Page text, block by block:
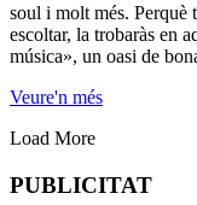
soul i molt més. Perquè
escoltar, la trobaràs en
música», un oasi de
Veure'n més
Load More
PUBLICITAT